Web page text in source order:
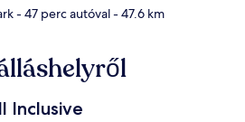
- 47 perc autóval- 47.6 km
Inclusive